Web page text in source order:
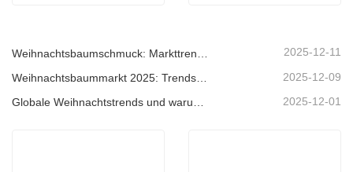
2025-12-11
2025-12-09
2025-12-01